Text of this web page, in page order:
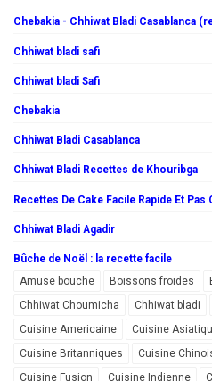
Chebakia - Chhiwat Bladi Casablanca
Chhiwat bladi safi
Chhiwat bladi Safi
Chebakia
Chhiwat Bladi Casablanca
Chhiwat Bladi Recettes de Khouribga
Recettes De Cake Facile Rapide Et Pas
Chhiwat Bladi Agadir
Bûche de Noël : la recette facile
Amuse bouche
Boissons froides
Chhiwat Choumicha
Chhiwat bladi
Cuisine Americaine
Cuisine
Cuisine Britanniques
Cuisine
Cuisine Fusion
Cuisine Indienne